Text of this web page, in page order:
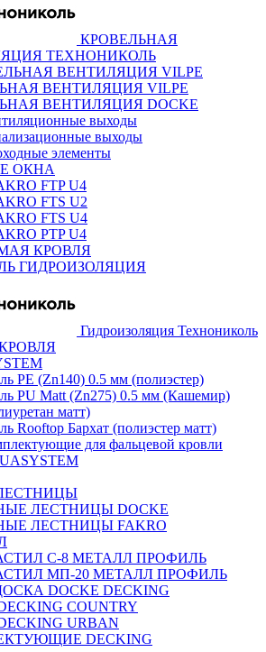
КРОВЕЛЬНАЯ
ТЕХНОНИКОЛЬ
ВЕНТИЛЯЦИЯ VILPE
ВЕНТИЛЯЦИЯ DOCKE
выходы
выходы
элементы
ОКНА
FTP U4
FTS U2
FTS U4
PTP U4
КРОВЛЯ
ГИДРОИЗОЛЯЦИЯ
Гидроизоляция Технониколь
PE (Zn140) 0.5 мм (полиэстер)
PU Matt (Zn275) 0.5 мм (Кашемир)
матт)
Rooftop Бархат (полиэстер матт)
для фальцевой кровли
ЛЕСТНИЦЫ DOCKE
ЛЕСТНИЦЫ FAKRO
C-8 МЕТАЛЛ ПРОФИЛЬ
МП-20 МЕТАЛЛ ПРОФИЛЬ
DOCKE DECKING
COUNTRY
URBAN
DECKING